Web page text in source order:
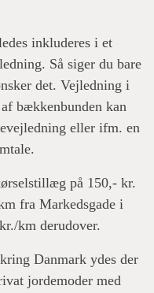
inkluderes i et
Så siger du bare
det. Vejledning i
bækkenbunden kan
eller ifm. en
på 150,- kr.
fra Markedsgade i
km derudover.
Danmark ydes der
jordemoder med